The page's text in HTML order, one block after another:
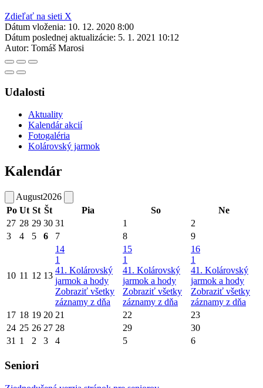
Zdieľať na sieti X
Dátum vloženia: 10. 12. 2020 8:00
Dátum poslednej aktualizácie: 5. 1. 2021 10:12
Autor: Tomáš Marosi
Udalosti
Aktuality
Kalendár akcií
Fotogaléria
Kolárovský jarmok
Kalendár
August2026
Po Ut St Št Pia So
Ne
27 28 29 30 31 1
2
3
4 5 6 7 8 9
10 11 12 13
14
1
41. Kolárovský
jarmok a hody
Zobraziť všetky
záznamy z dňa
15
1
41. Kolárovský
jarmok a hody
Zobraziť všetky
záznamy z dňa
16
1
41. Kolárovský
jarmok a hody
Zobraziť všetky
záznamy z dňa
17 18 19 20 21 22
23
24 25 26 27 28 29
30
31 1 2 3 4 5 6
Seniori